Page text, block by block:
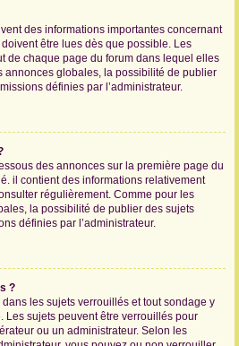
des informations importantes concernant
être lues dès que possible. Les
de chaque page du forum dans lequel elles
annonces globales, la possibilité de publier
définies par l’administrateur.
des annonces sur la première page du
il contient des informations relativement
régulièrement. Comme pour les
la possibilité de publier des sujets
définies par l’administrateur.
?
les sujets verrouillés et tout sondage y
Les sujets peuvent être verrouillés pour
ou un administrateur. Selon les